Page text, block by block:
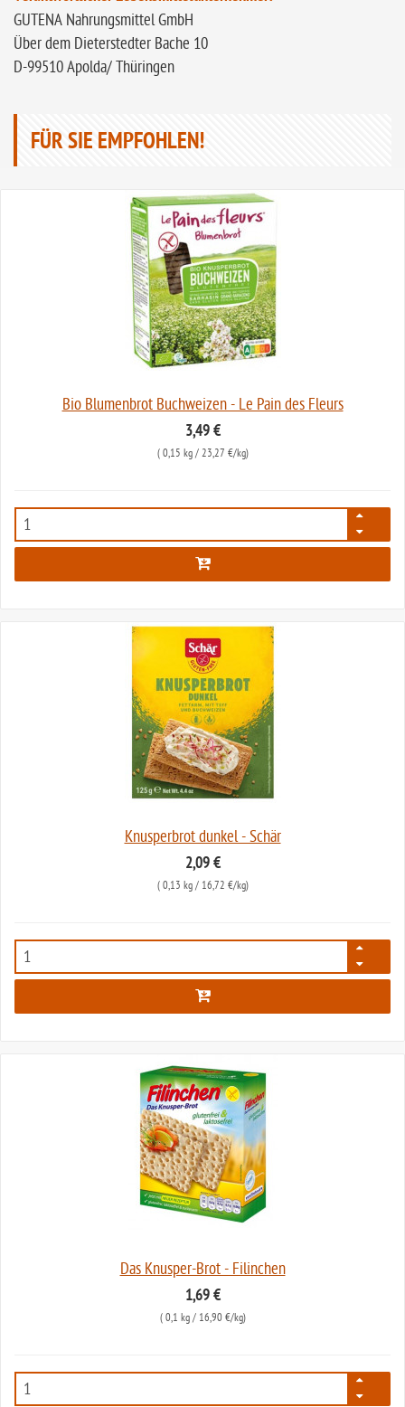
GUTENA Nahrungsmittel GmbH
Über dem Dieterstedter Bache 10
D-99510 Apolda/ Thüringen
FÜR SIE EMPFOHLEN!
Bio Blumenbrot Buchweizen - Le Pain des Fleurs
3,49 €
( 0,15 kg/ 23,27 €/kg)
442
Knusperbrot dunkel - Schär
2,09 €
( 0,13 kg/ 16,72 €/kg)
1899
Das Knusper-Brot - Filinchen
1,69 €
( 0,1 kg/ 16,90 €/kg)
6957